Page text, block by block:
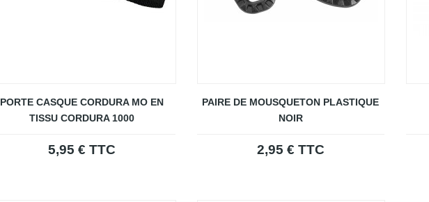
PORTE CASQUE CORDURA MO EN
TISSU CORDURA 1000
5,95 € TTC
PAIRE DE MOUSQUETON PLASTIQUE
NOIR
2,95 € TTC